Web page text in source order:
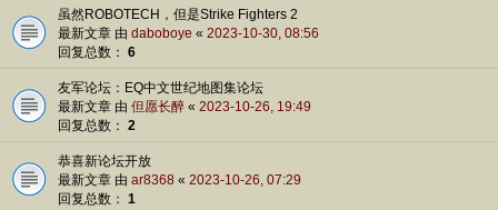
虽然ROBOTECH，但是Strike Fighters 2
最新文章 由 daboboye « 2023-10-30, 08:56
回复总数： 6
友军论坛：EQ中文世纪地图集论坛
最新文章 由 但愿长醉 « 2023-10-26, 19:49
回复总数： 2
恭喜新论坛开放
最新文章 由 ar8368 « 2023-10-26, 07:29
回复总数： 1